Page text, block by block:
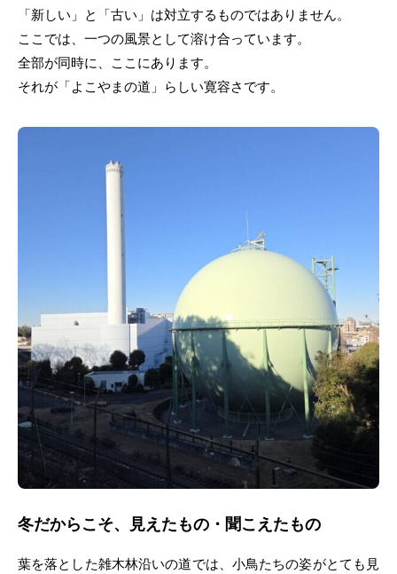
「新しい」と「古い」は対立するものではありません。
ここでは、一つの風景として溶け合っています。
全部が同時に、ここにあります。
それが「よこやまの道」らしい寛容さです。
冬だからこそ、見えたもの・聞こえたもの
葉を落とした雑木林沿いの道では、小鳥たちの姿がとても見